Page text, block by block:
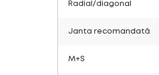
Radial/diagonal
Janta recomandată
M+S